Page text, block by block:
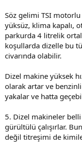
Söz gelimi TSI
yüksüz, klima kapalı,
parkurda 4 litrelik
koşullarda dizelle bu
civarında olabilir.
Dizel makine yüksek
olarak artar ve
yakalar ve hatta
5. Dizel makineler
gürültülü çalışırlar.
değil titreşimi de